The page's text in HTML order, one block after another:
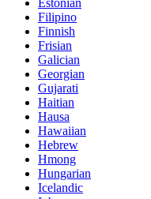
Estonian
Filipino
Finnish
Frisian
Galician
Georgian
Gujarati
Haitian
Hausa
Hawaiian
Hebrew
Hmong
Hungarian
Icelandic